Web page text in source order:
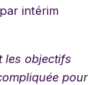
intérim
les objectifs
pour